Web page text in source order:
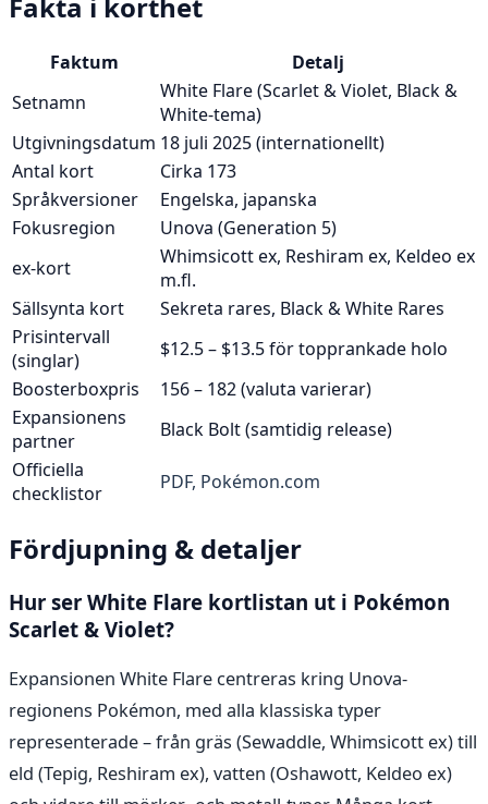
Fakta i korthet
Faktum
Detalj
Setnamn
White Flare (Scarlet & Violet, Black &
White-tema)
Utgivningsdatum 18 juli 2025 (internationellt)
Antal kort
Cirka 173
Språkversioner
Engelska, japanska
Fokusregion
Unova (Generation 5)
ex-kort
Whimsicott ex, Reshiram ex, Keldeo ex
m.fl.
Sällsynta kort
Sekreta rares, Black & White Rares
Prisintervall
(singlar)
$12.5 – $13.5 för topprankade holo
Boosterboxpris
156 – 182 (valuta varierar)
Expansionens
partner
Black Bolt (samtidig release)
Officiella
checklistor
PDF, Pokémon.com
Fördjupning & detaljer
Hur ser White Flare kortlistan ut i Pokémon
Scarlet & Violet?
Expansionen White Flare centreras kring Unova-
regionens Pokémon, med alla klassiska typer
representerade – från gräs (Sewaddle, Whimsicott ex) till
eld (Tepig, Reshiram ex), vatten (Oshawott, Keldeo ex)